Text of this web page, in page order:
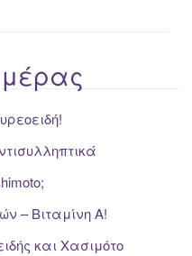
– Βιταμίνη Α!
και Χασιμότο